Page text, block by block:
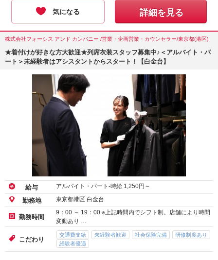
気になる 詳細を見る
株式会社フォーシス アンド カンパニー /営業・企画営業・カウンセラー/東京都(港区)
★着付けが好きな方大歓迎★列席衣装スタッフ募集中♪＜アルバイト・パ
ート＞未経験者はアシスタントからスタート！【白金台】
給与 アルバイト・パート-時給 1,250円～
勤務地 東京都港区 白金台
勤務時間
9：00 ～ 19：00 ※上記時間内でシフト制。店舗により時間
変動あり …
こだわり
交通費支給 未経験者歓迎 社会保険完備
研修制度あり
経験者優遇